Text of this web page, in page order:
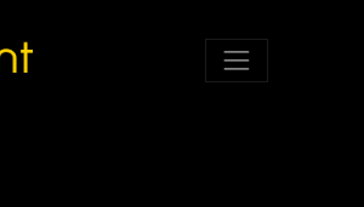
RE:YMONT
RE;YMONT, SZKOŁA Z